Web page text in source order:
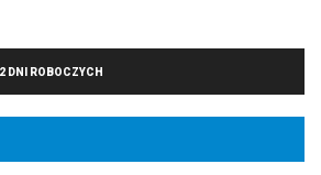
DNI ROBOCZYCH